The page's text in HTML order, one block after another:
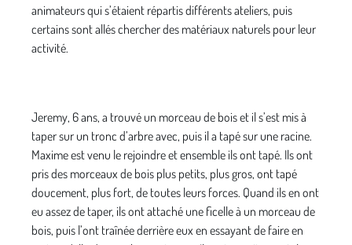
animateurs qui s’étaient répartis différents ateliers, puis
certains sont allés chercher des matériaux naturels pour leur
activité.
Jeremy, 6 ans, a trouvé un morceau de bois et il s’est mis à
taper sur un tronc d’arbre avec, puis il a tapé sur une racine.
Maxime est venu le rejoindre et ensemble ils ont tapé. Ils ont
pris des morceaux de bois plus petits, plus gros, ont tapé
doucement, plus fort, de toutes leurs forces. Quand ils en ont
eu assez de taper, ils ont attaché une ficelle à un morceau de
bois, puis l’ont traînée derrière eux en essayant de faire en